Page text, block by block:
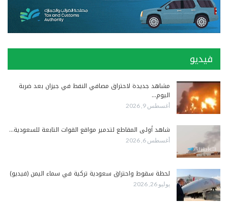
فيديو
مشاهد جديدة لاحتراق مصافي النفط في جيزان بعد ضربة
اليوم…
أغسطس 9, 2026
شاهد أولى المقاطع لتدمير مواقع القوات التابعة للسعودية…
أغسطس 6, 2026
لحظة سقوط واحتراق سعودية تركية في سماء اليمن (فيديو)
يوليو 26, 2026